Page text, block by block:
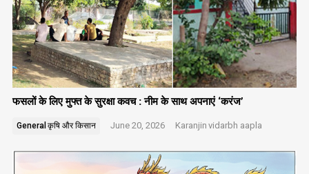
फसलों के लिए मुफ्त के सुरक्षा कवच : नीम के साथ अपनाएं ‘करंज’
General कृषि और किसान June 20, 2026 Karanjin vidarbh aapla